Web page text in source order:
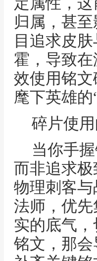
归属，甚
目追求皮
霍，导致
效使用铭
麾下英雄的
碎片使
当你手
而非追求
物理刺客
法师，优
实的底气
铭文，那